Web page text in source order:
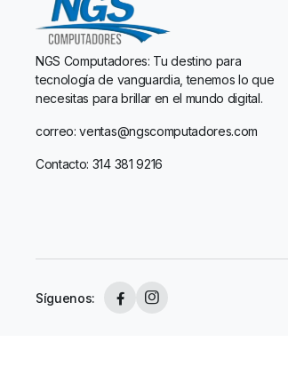
NGS Computadores: Tu destino para
tecnología de vanguardia, tenemos lo que
necesitas para brillar en el mundo digital.
correo: ventas@ngscomputadores.com
Contacto: 314 381 9216
Síguenos: